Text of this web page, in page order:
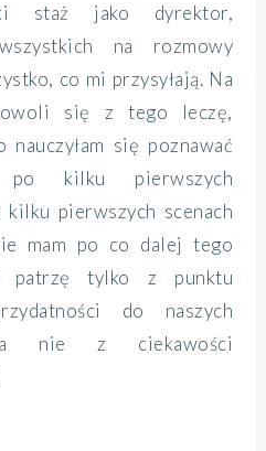
staż jako dyrektor,
na rozmowy
co mi przysyłają. Na
się z tego leczę,
nauczyłam się poznawać
po kilku pierwszych
pierwszych scenach
mam po co dalej tego
patrzę tylko z punktu
do naszych
nie z ciekawości